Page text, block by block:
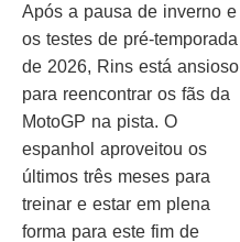
Após a pausa de inverno e
os testes de pré-temporada
de 2026, Rins está ansioso
para reencontrar os fãs da
MotoGP na pista. O
espanhol aproveitou os
últimos três meses para
treinar e estar em plena
forma para este fim de